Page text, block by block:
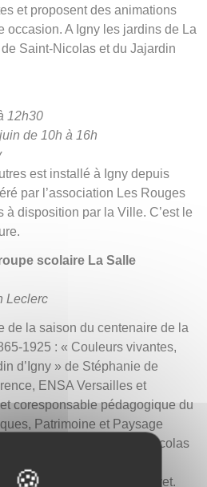
et proposent des animations
occasion. A Igny les jardins de La
Saint-Nicolas et du Jajardin
12h30
de 10h à 16h
est installé à Igny depuis
par l’association Les Rouges
à disposition par la Ville. C’est le
scolaire La Salle
Leclerc
de la saison du centenaire de la
1925 : « Couleurs vivantes,
d’Igny » de Stéphanie de
ENSA Versailles et
coresponsable pédagogique du
Patrimoine et Paysage
la chapelle de Saint -Nicolas
Igny en présence de
petit-fils de Gustave Fayet.